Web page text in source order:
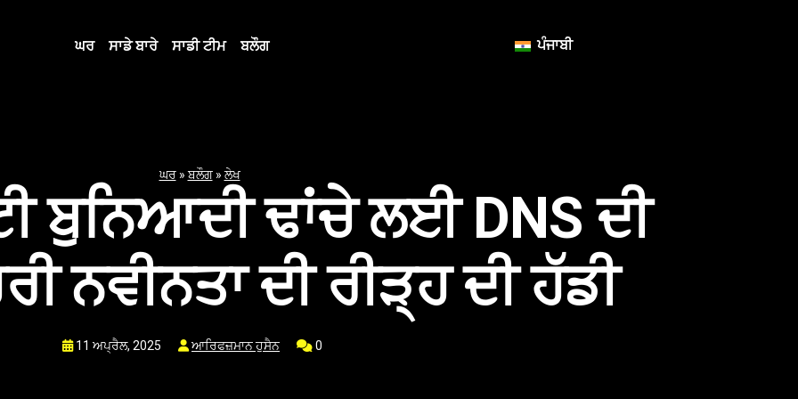
ਘਰ ਸਾਡੇ ਬਾਰੇ ਸਾਡੀ ਟੀਮ ਬਲੌਗ ਪੰਜਾਬੀ
ਘਰ»ਬਲੌਗ»ਲੇਖ
ਬੁਨਿਆਦੀ ਢਾਂਚੇ ਲਈ DNS ਦੀ
ਨਵੀਨਤਾ ਦੀ ਰੀੜ੍ਹ ਦੀ ਹੱਡੀ
11 ਅਪ੍ਰੈਲ, 2025 ਆਰਿਫਜ਼ਮਾਨ ਹੁਸੈਨ 0